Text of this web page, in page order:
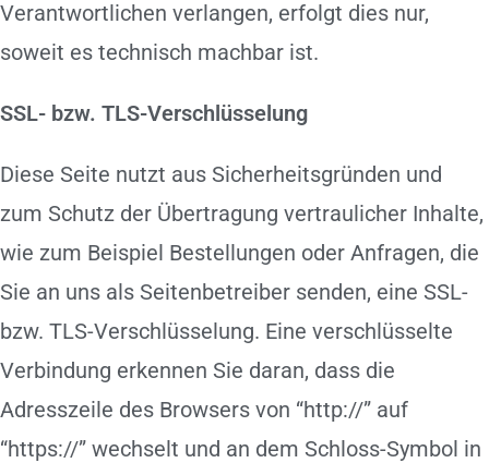
Verantwortlichen verlangen, erfolgt dies nur,
soweit es technisch machbar ist.
SSL- bzw. TLS-Verschlüsselung
Diese Seite nutzt aus Sicherheitsgründen und
zum Schutz der Übertragung vertraulicher Inhalte,
wie zum Beispiel Bestellungen oder Anfragen, die
Sie an uns als Seitenbetreiber senden, eine SSL-
bzw. TLS-Verschlüsselung. Eine verschlüsselte
Verbindung erkennen Sie daran, dass die
Adresszeile des Browsers von “http://” auf
“https://” wechselt und an dem Schloss-Symbol in